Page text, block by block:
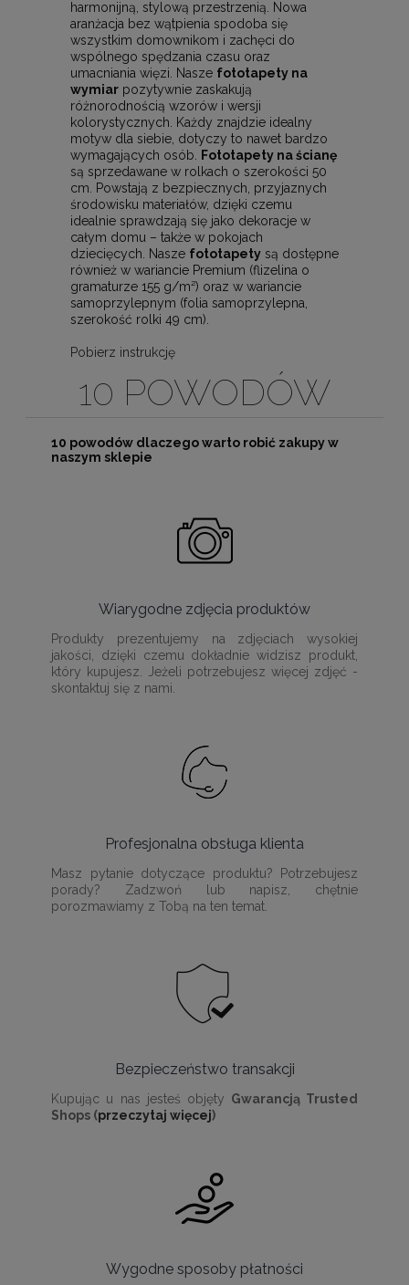
harmonijną, stylową przestrzenią. Nowa
aranżacja bez wątpienia spodoba się
wszystkim domownikom i zachęci do
wspólnego spędzania czasu oraz
umacniania więzi. Nasze fototapety na
wymiar pozytywnie zaskakują
różnorodnością wzorów i wersji
kolorystycznych. Każdy znajdzie idealny
motyw dla siebie, dotyczy to nawet bardzo
wymagających osób.
Fototapety na ścianę
są sprzedawane w rolkach o szerokości 50
cm. Powstają z bezpiecznych, przyjaznych
środowisku materiałów, dzięki czemu
idealnie sprawdzają się jako dekoracje w
całym domu – także w pokojach
dziecięcych. Nasze fototapety są dostępne
również w wariancie Premium (flizelina o
gramaturze 155 g/m²) oraz w wariancie
samoprzylepnym (folia samoprzylepna,
szerokość rolki 49 cm).
Pobierz instrukcję
10 POWODÓW
10 powodów dlaczego warto robić zakupy w
naszym sklepie
Wiarygodne zdjęcia produktów
Produkty prezentujemy na zdjęciach wysokiej
jakości, dzięki czemu dokładnie widzisz produkt,
który kupujesz. Jeżeli potrzebujesz więcej zdjęć -
skontaktuj się z nami.
Profesjonalna obsługa klienta
Masz pytanie dotyczące produktu? Potrzebujesz
porady? Zadzwoń lub napisz, chętnie
porozmawiamy z Tobą na ten temat.
Bezpieczeństwo transakcji
Kupując u nas jesteś objęty Gwarancją Trusted
Shops (przeczytaj więcej)
Wygodne sposoby płatności